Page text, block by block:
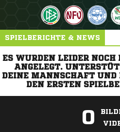
SPIELBERICHTE & NEWS
ES WURDEN LEIDER
ANGELEGT.
DEINE MANNSCHAFT UND
DEN ERSTEN
0